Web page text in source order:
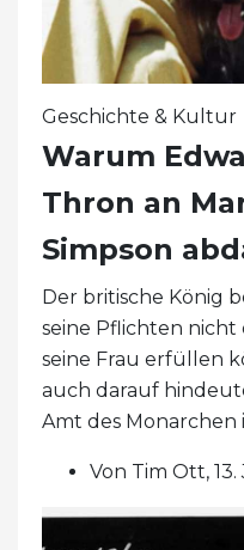
Geschichte & Kultur
Warum
Thron an
Simpson
Der britische König
seine Pflichten nicht
seine Frau erfüllen
auch darauf
Amt des Monarchen
Von Tim Ott, 13.